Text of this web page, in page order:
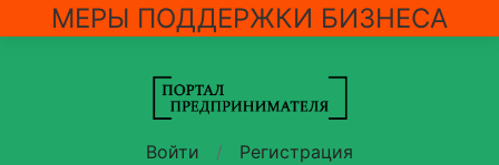
МЕРЫ ПОДДЕРЖКИ БИЗНЕСА
Войти / Регистрация